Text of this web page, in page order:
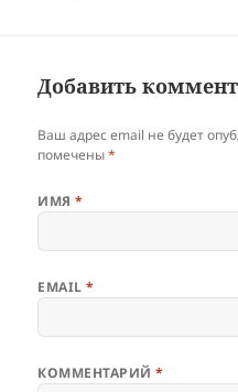
Добавить
Ваш адрес email не будет
помечены*
ИМЯ*
EMAIL*
КОММЕНТАРИЙ*